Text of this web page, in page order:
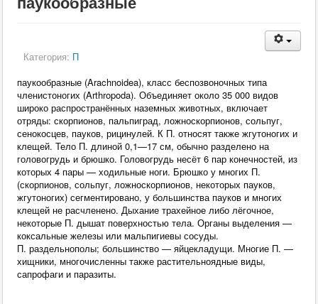
Категория: П
паукообразные (Arachnoidea), класс беспозвоночных типа
членистоногих (Arthropoda). Объединяет около 35 000 видов
широко распространённых наземных животных, включает
отряды: скорпионов, пальпиград, ложноскорпионов, сольпуг,
сенокосцев, пауков, рицинулей. К П. относят также жгутоногих и
клещей. Тело П. длиной 0,1—17 см, обычно разделено на
головогрудь и брюшко. Головогрудь несёт 6 пар конечностей, из
которых 4 пары — ходильные ноги. Брюшко у многих П.
(скорпионов, сольпуг, ложноскорпионов, некоторых пауков,
жгутоногих) сегментировано, у большинства пауков и многих
клещей не расчленено. Дыхание трахейное либо лёгочное,
некоторые П. дышат поверхностью тела. Органы выделения —
коксальные железы или мальпигиевы сосуды.
П. раздельнополы; большинство — яйцекладущи. Многие П. —
хищники, многочисленны также растительноядные виды,
сапрофаги и паразиты.